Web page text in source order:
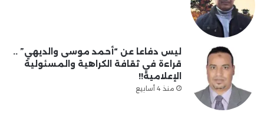
ليس دفاعا عن “أحمد موسى والديهي” ..
قراءة في ثقافة الكراهية والمسئولية
الإعلامية!!
منذ 4 أسابيع